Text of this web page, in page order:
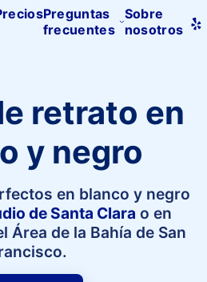
Preguntas
frecuentes
Sobre
nosotros
retrato en
y negro
en blanco y negro
de Santa Clara o en
Área de la Bahía de San